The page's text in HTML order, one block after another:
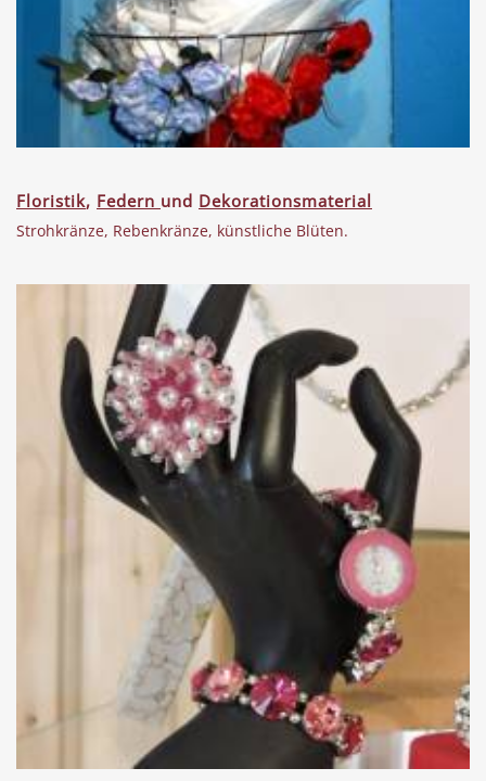
Floristik, Federn und Dekorationsmaterial
Strohkränze, Rebenkränze, künstliche Blüten.